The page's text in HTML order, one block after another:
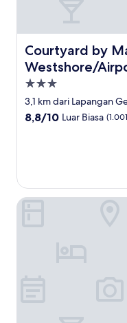
Courtyard by
Westshore/
Courtyard by
Properti
bintang
3.0
3,1 km dari Lapangan
8.8
ulasan)
8,8/10 Luar Biasa
Aloft by Marriott